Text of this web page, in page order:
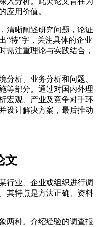
应用价值。
清晰阐述研究问题，论证
“特”字，关注具体的企业
需注重理论与实践结合，
分析、业务分析和问题、
等部分。通过对国内外理
宏观、产业及竞争对手环
设计解决方案，最后推动
文
行业、企业或组织进行调
其特点是方法正确、资料
两种。介绍经验的调查报